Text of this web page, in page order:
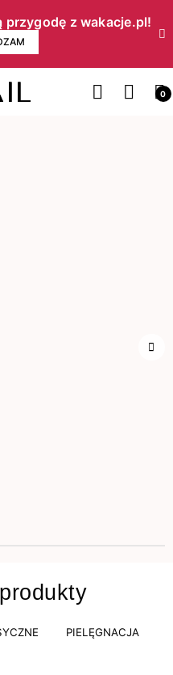
przygodę z wakacje.pl!​
0
PIELĘGNACJA